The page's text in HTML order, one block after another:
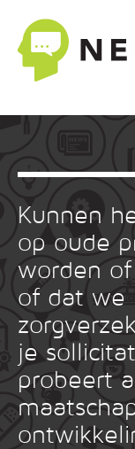
Kunnen
op oude
worden
of dat we
je
probeert